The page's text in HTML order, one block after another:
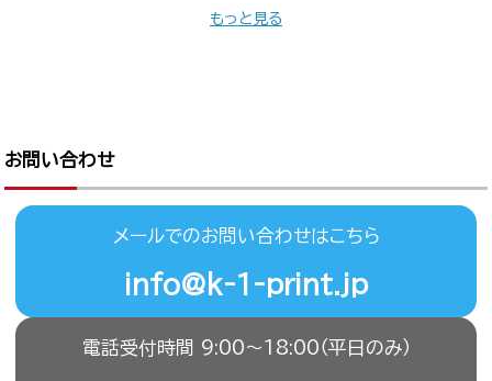
もっと見る
お問い合わせ
メールでのお問い合わせはこちら
info@k-1-print.jp
電話受付時間 9:00〜18:00（平日のみ）